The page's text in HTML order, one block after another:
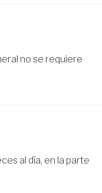
no se requiere
al día, en la parte